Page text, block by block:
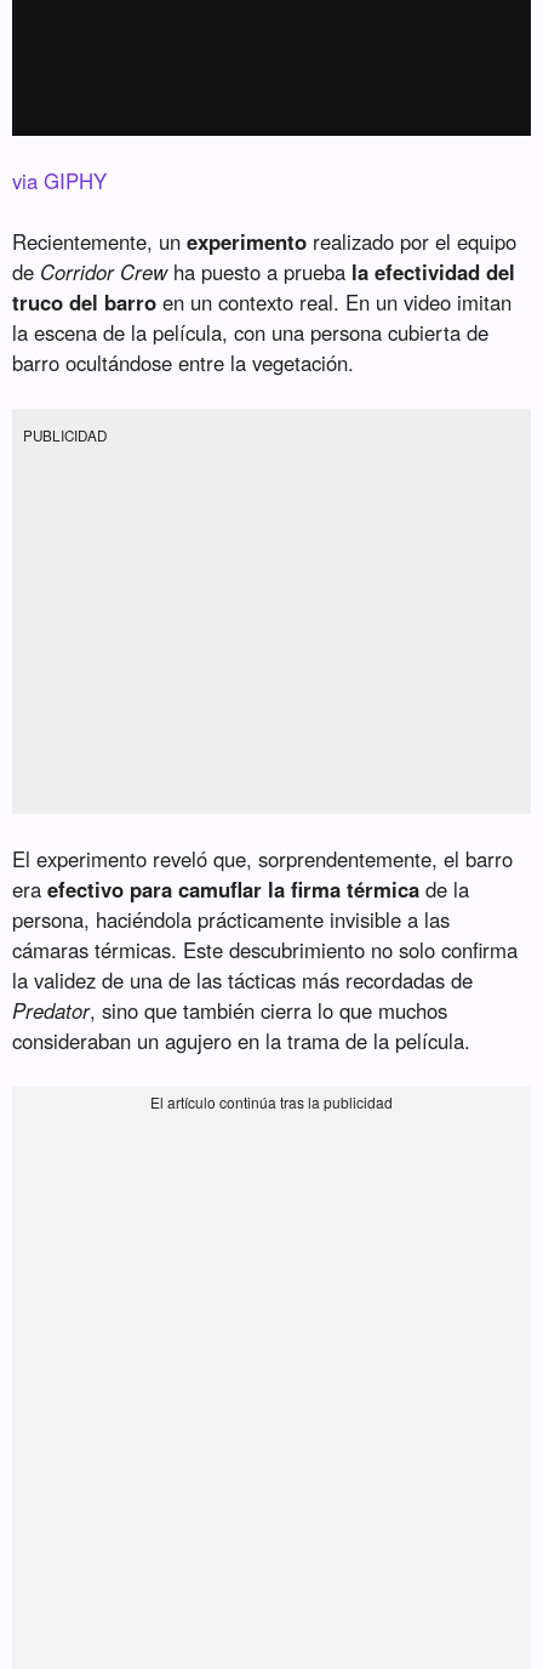
via GIPHY
Recientemente, unexperimento realizado por el equipo
de Corridor Crewha puesto a prueba la efectividad del
truco del barro en un contexto real. En un video imitan
la escena de la película, con una persona cubierta de
barro ocultándose entre la vegetación.
PUBLICIDAD
El experimento reveló que, sorprendentemente, el barro
eraefectivo para camuflar la firma térmica de la
persona, haciéndola prácticamente invisible a las
cámaras térmicas. Este descubrimiento no solo confirma
la validez de una de las tácticas más recordadas de
Predator, sino que también cierra lo que muchos
consideraban un agujero en la trama de la película.